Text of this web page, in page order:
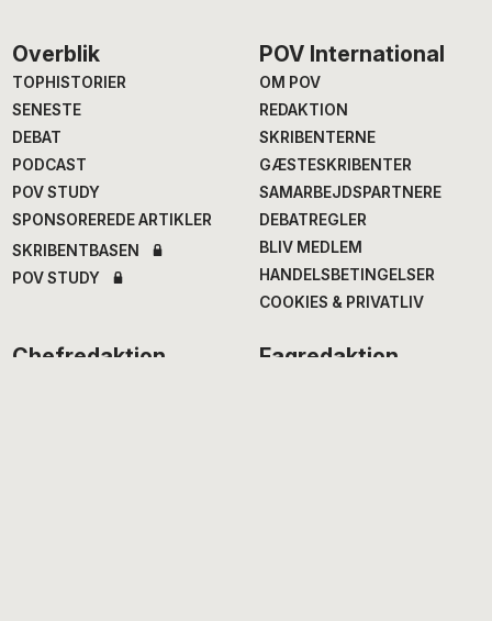
Footer
Overblik
TOPHISTORIER
SENESTE
DEBAT
PODCAST
POV STUDY
SPONSOREREDE ARTIKLER
SKRIBENTBASEN
POV STUDY
POV International
OM POV
REDAKTION
SKRIBENTERNE
GÆSTESKRIBENTER
SAMARBEJDSPARTNERE
DEBATREGLER
BLIV MEDLEM
HANDELSBETINGELSER
COOKIES & PRIVATLIV
Chefredaktion Fagredaktion